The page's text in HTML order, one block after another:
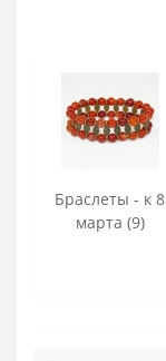
Браслеты - к 8
марта (9)